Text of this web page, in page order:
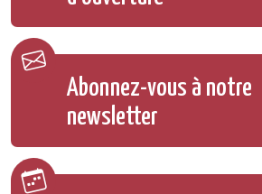
Abonnez-vous à notre
newsletter